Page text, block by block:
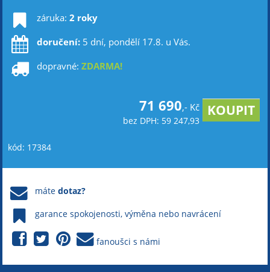
záruka: 2 roky
doručení: 5 dní, pondělí 17.8. u Vás.
dopravné: ZDARMA!
71 690,- Kč
bez DPH: 59 247,93
kód: 17384
mátedotaz?
garance spokojenosti, výměna nebo navrácení
fanoušci s námi